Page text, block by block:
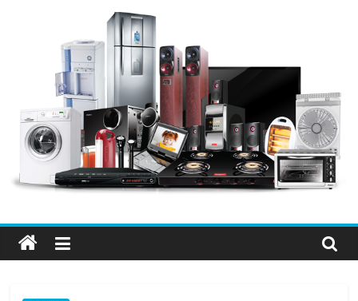
Elektro
OK
–
nejlepší